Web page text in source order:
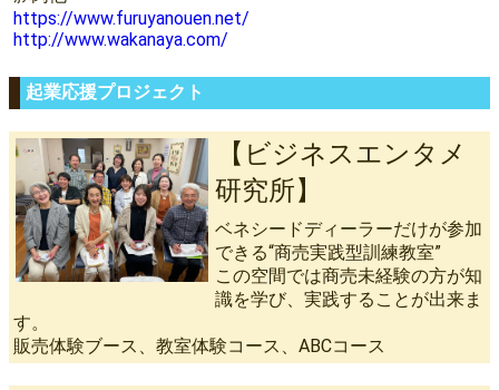
https://www.furuyanouen.net/
http://www.wakanaya.com/
起業応援プロジェクト
【ビジネスエンタメ
研究所】
ベネシードディーラーだけが参加
できる“商売実践型訓練教室”
この空間では商売未経験の方が知
識を学び、実践することが出来ま
す。
販売体験ブース、教室体験コース、ABCコース